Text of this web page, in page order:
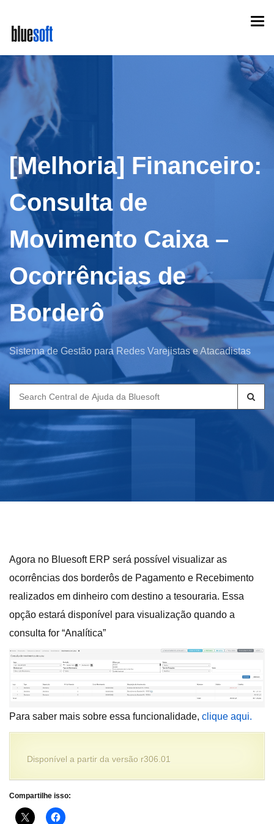
main
content
[Melhoria] Financeiro:
Consulta de
Movimento Caixa –
Ocorrências de
Borderô
Sistema de Gestão para Redes Varejistas e Atacadistas
Search
for:
Agora no Bluesoft ERP será possível visualizar as
ocorrências dos borderôs de Pagamento e Recebimento
realizados em dinheiro com destino a tesouraria. Essa
opção estará disponível para visualização quando a
consulta for “Analítica”
Para saber mais sobre essa funcionalidade, clique aqui.
Disponível a partir da versão r306.01
Compartilhe isso: